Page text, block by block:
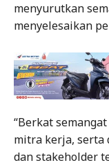
menyurutkan
menyelesaikan
“Berkat
mitra kerja, serta
dan stakeholder